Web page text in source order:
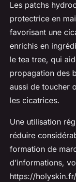
Les patchs
protectrice en
favorisant une
enrichis en
le tea tree, qui
propagation des
aussi de toucher
les cicatrices.
Une utilisation
réduire
formation de
d’informations,
https://